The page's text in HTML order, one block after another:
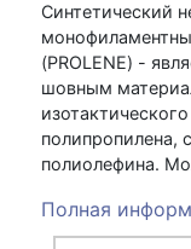
Синтетический
(PROLENE) -
шовным
полипропилена,
полиолефина.
Полная